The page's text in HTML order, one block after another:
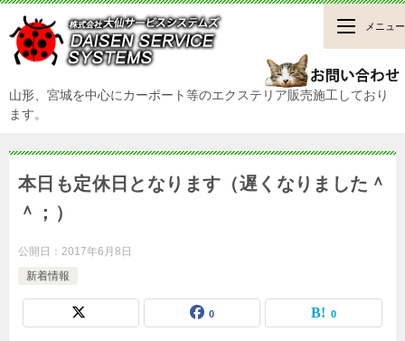
山形、宮城を中心にカーポート等のエクステリア販売施工しており
ます。
メニュー
本日も定休日となります（遅くなりました＾
＾；）
公開日： 2017年6月8日
新着情報
0 0